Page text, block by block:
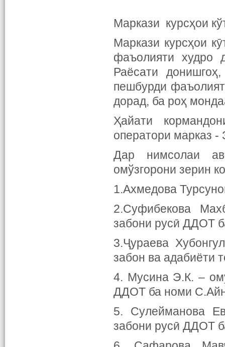
Маркази курсҳои
Маркази курсҳои
фаъолияти худро
Раёсати
пешбурди
дорад, ба роҳ
Ҳайати
оператори марказ -
Дар нимсолаи
омўзгорони зерин
1.Ахмедова
2.Суфибекова
забони русӣ ДДОТ
3.Ҷураева
забон ва адабиёти
4. Мусина Э.К. –
ДДОТ ба номи
5. Сулейманова
забони русӣ ДДОТ